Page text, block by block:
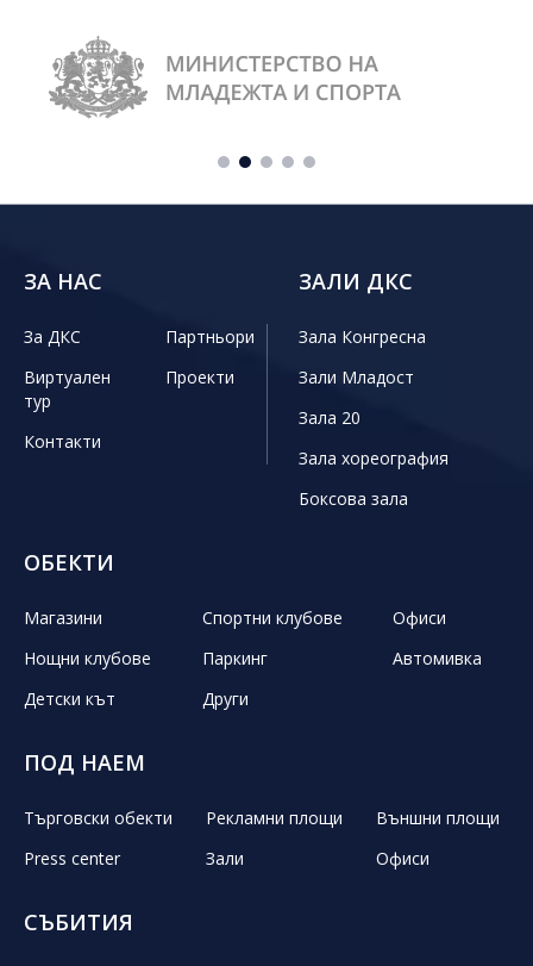
ЗА НАС
За ДКС
Партньори
Виртуален
тур
Проекти
Контакти
ЗАЛИ ДКС
Зала Конгресна
Зали Младост
Зала 20
Зала хореография
Боксова зала
ОБЕКТИ
Магазини Спортни клубове
Офиси
Нощни клубове
Паркинг
Автомивка
Детски кът
Други
ПОД НАЕМ
Търговски обекти Рекламни площи
Външни площи
Press center
Зали Офиси
СЪБИТИЯ